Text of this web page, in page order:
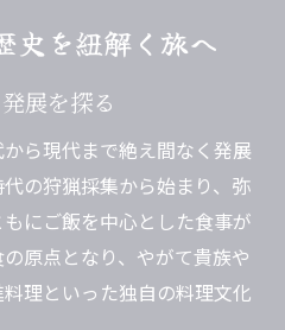
から和食料亭へ発展
見る進化の道筋
遷を時代ごとに解説
に受け継ぐ伝統とは
単に押さえるポイント
み解く面白さ
源を探る歴史の旅
史を紐解く旅へ
展を探る
ら現代まで絶え間なく発展
の狩猟採集から始まり、弥
にご飯を中心とした食事が
原点となり、やがて貴族や
理といった独自の料理文化